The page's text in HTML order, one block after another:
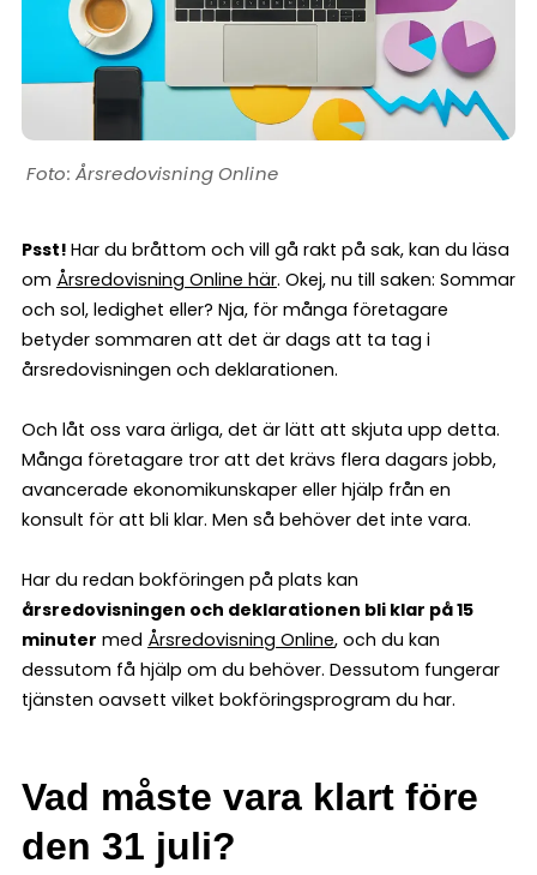
Årsredovisning Online
Psst! Har du bråttom och vill gå rakt på sak, kan du läsa
om Årsredovisning Online här. Okej, nu till saken: Sommar
och sol, ledighet eller? Nja, för många företagare
betyder sommaren att det är dags att ta tag i
årsredovisningen och deklarationen.
Och låt oss vara ärliga, det är lätt att skjuta upp detta.
Många företagare tror att det krävs flera dagars jobb,
avancerade ekonomikunskaper eller hjälp från en
konsult för att bli klar. Men så behöver det inte vara.
Har du redan bokföringen på plats kan
årsredovisningen och deklarationen bli klar på 15
minuter med Årsredovisning Online, och du kan
dessutom få hjälp om du behöver. Dessutom fungerar
tjänsten oavsett vilket bokföringsprogram du har.
Vad måste vara klart före
den 31 juli?